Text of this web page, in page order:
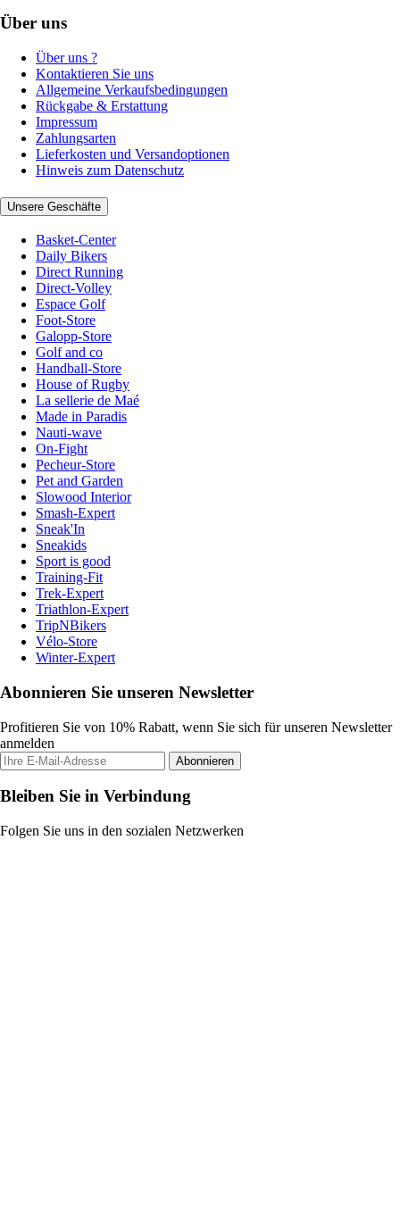
Über uns
Über uns ?
Kontaktieren Sie uns
Allgemeine Verkaufsbedingungen
Rückgabe & Erstattung
Impressum
Zahlungsarten
Lieferkosten und Versandoptionen
Hinweis zum Datenschutz
Unsere Geschäfte
Basket-Center
Daily Bikers
Direct Running
Direct-Volley
Espace Golf
Foot-Store
Galopp-Store
Golf and co
Handball-Store
House of Rugby
La sellerie de Maé
Made in Paradis
Nauti-wave
On-Fight
Pecheur-Store
Pet and Garden
Slowood Interior
Smash-Expert
Sneak'In
Sneakids
Sport is good
Training-Fit
Trek-Expert
Triathlon-Expert
TripNBikers
Vélo-Store
Winter-Expert
Abonnieren Sie unseren Newsletter
Profitieren Sie von 10% Rabatt, wenn Sie sich für unseren Newsletter
anmelden
Abonnieren
Bleiben Sie in Verbindung
Folgen Sie uns in den sozialen Netzwerken